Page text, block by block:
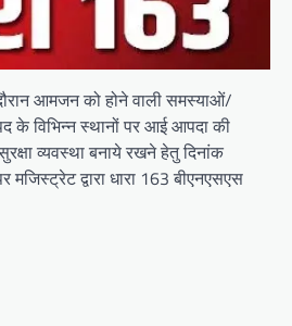
आमजन को होने वाली समस्याओं/
के विभिन्न स्थानों पर आई आपदा की
व्यवस्था बनाये रखने हेतु दिनांक
द्वारा धारा 163 बीएनएसएस